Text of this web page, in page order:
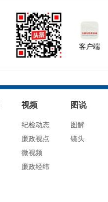
客户端
视频
纪检动态
廉政视点
微视频
廉政经纬
图说
图解
镜头